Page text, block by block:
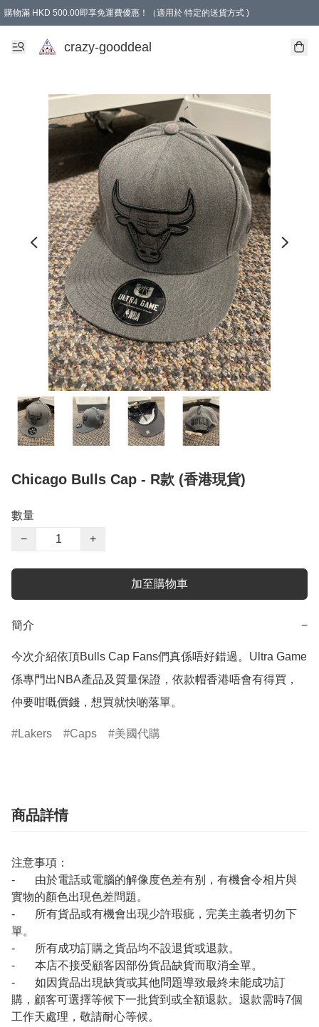
購物滿 HKD 500.00即享免運費優惠！（適用於 特定的送貨方式 )
成為會員可享免費禮品
crazy-gooddeal
Chicago Bulls Cap - R款 (香港現貨)
數量
−
+
加至購物車
簡介 −
今次介紹依頂Bulls Cap Fans們真係唔好錯過。Ultra Game
係專門出NBA產品及質量保證，依款帽香港唔會有得買，
仲要咁嘅價錢，想買就快啲落單。
Lakers Caps 美國代購
商品詳情
注意事項：
- 由於電話或電腦的解像度色差有别，有機會令相片與
實物的顏色出現色差問題。
- 所有貨品或有機會出現少許瑕疵，完美主義者切勿下
單。
- 所有成功訂購之貨品均不設退貨或退款。
- 本店不接受顧客因部份貨品缺貨而取消全單。
- 如因貨品出現缺貨或其他問題導致最終未能成功訂
購，顧客可選擇等候下一批貨到或全額退款。退款需時7個
工作天處理，敬請耐心等候。